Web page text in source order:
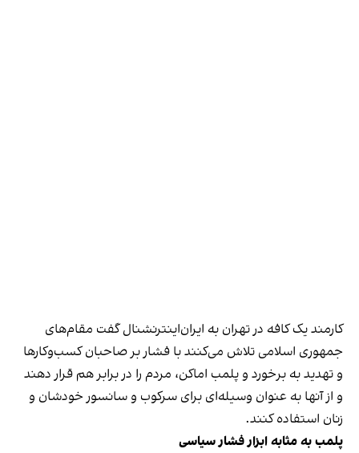
کارمند یک کافه در تهران به ایران‌اینترنشنال گفت مقام‌های
جمهوری اسلامی تلاش می‌کنند با فشار بر صاحبان کسب‌وکارها
و تهدید به برخورد و پلمب اماکن، مردم را در برابر هم قرار دهند
و از آنها به عنوان وسیله‌ای برای سرکوب و سانسور خودشان و
زنان استفاده کنند.
پلمب به مثابه ابزار فشار سیاسی